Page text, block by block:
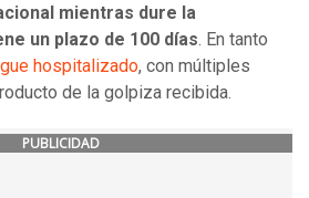
mientras dure la
un plazo de 100 días. En tanto
hospitalizado, con múltiples
de la golpiza recibida.
PUBLICIDAD